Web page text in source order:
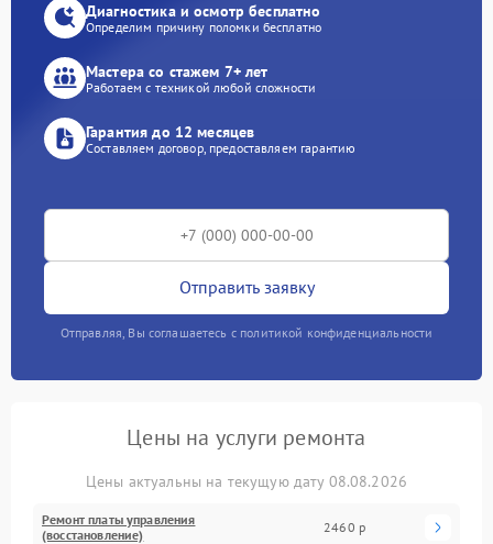
Диагностика и осмотр бесплатно
Определим причину поломки бесплатно
Мастера со стажем 7+ лет
Работаем с техникой любой сложности
Гарантия до 12 месяцев
Составляем договор, предоставляем гарантию
Отправить заявку
Отправляя, Вы соглашаетесь с политикой конфиденциальности
Цены на услуги ремонта
Цены актуальны на текущую дату 08.08.2026
Ремонт платы управления
(восстановление)
2460 р